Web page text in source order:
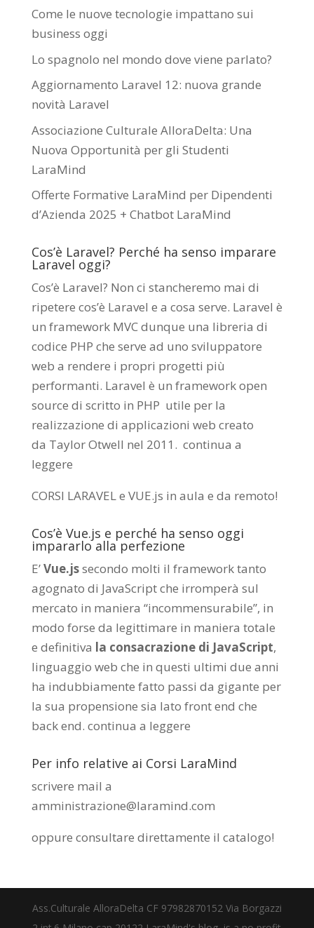
Come le nuove tecnologie impattano sui
business oggi
Lo spagnolo nel mondo dove viene parlato?
Aggiornamento Laravel 12: nuova grande
novità Laravel
Associazione Culturale AlloraDelta: Una
Nuova Opportunità per gli Studenti
LaraMind
Offerte Formative LaraMind per Dipendenti
d’Azienda 2025 + Chatbot LaraMind
Cos’è Laravel? Perché ha senso imparare
Laravel oggi?
Cos’è Laravel? Non ci stancheremo mai di
ripetere cos’è Laravel e a cosa serve. Laravel è
un framework MVC dunque una libreria di
codice PHP che serve ad uno sviluppatore
web a rendere i propri progetti più
performanti. Laravel è un framework open
source di scritto in PHP utile per la
realizzazione di applicazioni web creato
da Taylor Otwell nel 2011. continua a
leggere
CORSI LARAVEL e VUE.js in aula e da remoto!
Cos’è Vue.js e perché ha senso oggi
impararlo alla perfezione
E’Vue.jssecondo molti il framework tanto
agognato di JavaScript che irromperà sul
mercato in maniera “incommensurabile”, in
modo forse da legittimare in maniera totale
e definitiva la consacrazione di JavaScript,
linguaggio web che in questi ultimi due anni
ha indubbiamente fatto passi da gigante per
la sua propensione sia lato front end che
back end. continua a leggere
Per info relative ai Corsi LaraMind
scrivere mail a
amministrazione@laramind.com
oppure consultare direttamente il catalogo!
Ass.Culturale AlloraDelta CF 97982870152 Via Borgazzi